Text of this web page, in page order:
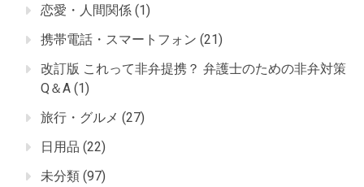
恋愛・人間関係 (1)
携帯電話・スマートフォン (21)
改訂版 これって非弁提携？ 弁護士のための非弁対策
Q＆A (1)
旅行・グルメ (27)
日用品 (22)
未分類 (97)